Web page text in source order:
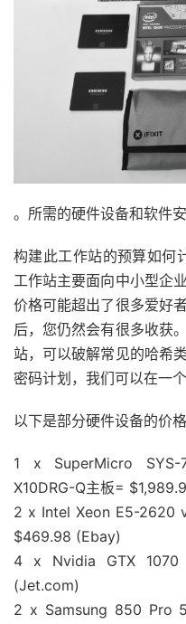
。所需的硬件设备和软件
构建此工作站的预算如何
工作站主要面向中小型企
价格可能超出了很多爱好
后，您仍然会有很多收获
站，可以破解常见的哈希
密码计划，我们可以在一
以下是部分硬件设备的价格
1 x SuperMicro SYS-
X10DRG-Q主板=
2 x Intel Xeon E5-2620
$469.98 (Ebay)
4 x Nvidia GTX 1070
(Jet.com)
2 x Samsung 850 Pro